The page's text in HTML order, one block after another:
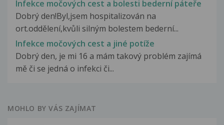
Infekce močových cest a bolesti bederní páteře
Dobrý den!Byl,jsem hospitalizován na
ort.oddělení,kvůli silným bolestem bederní...
Infekce močových cest a jiné potíže
Dobrý den, je mi 16 a mám takový problém zajímá
mě či se jedná o infekci či...
MOHLO BY VÁS ZAJÍMAT